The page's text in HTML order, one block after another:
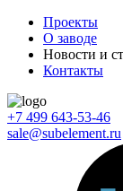
Проекты
О заводе
Новости и
Контакты
+7 499 643-53-46
sale@subelement.ru